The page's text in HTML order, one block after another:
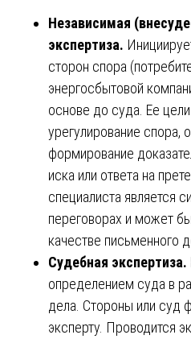
Независимая
экспертиза.
сторон спора
энергосбытовой
основе до суда. Ее
урегулирование спора,
формирование
иска или ответа на
специалиста является
переговорах и может
качестве письменного
Судебная экспертиза.
определением суда в
дела. Стороны или суд
эксперту. Проводится